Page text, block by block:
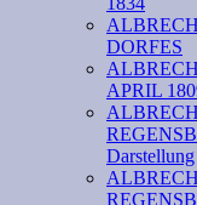
DORFES
APRIL
Darstellung